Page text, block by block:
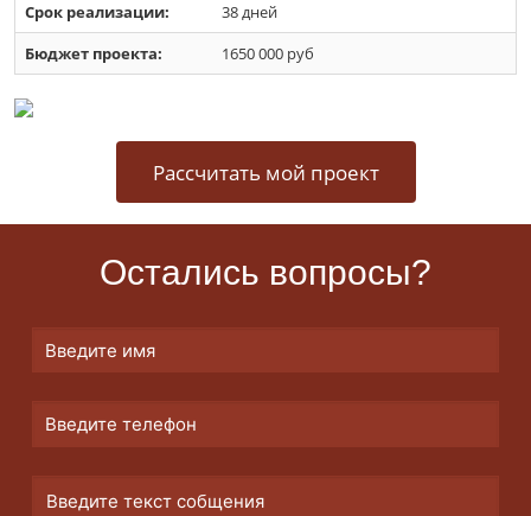
Срок реализации:
38 дней
Бюджет проекта:
1650 000 руб
Рассчитать мой проект
Остались вопросы?